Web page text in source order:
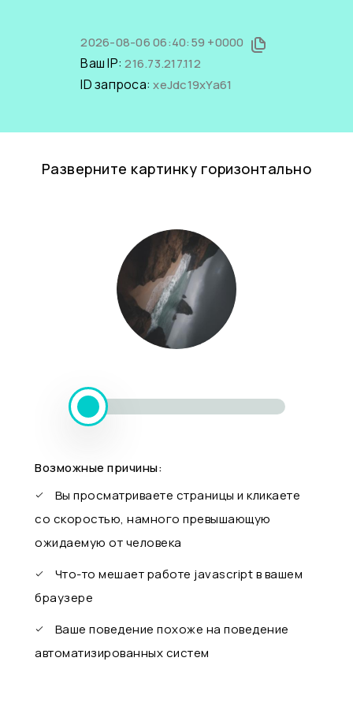
2026-08-06 06:40:59 +0000
Ваш IP:216.73.217.112
ID запроса:xeJdc19xYa61
Разверните картинку горизонтально
Возможные причины:
Вы просматриваете страницы и кликаете
со скоростью, намного превышающую
ожидаемую от человека
Что-то мешает работе javascript в вашем
браузере
Ваше поведение похоже на поведение
автоматизированных систем